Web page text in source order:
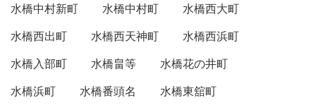
水橋中村新町
水橋中村町
水橋西大町
水橋西出町
水橋西天神町
水橋西浜町
水橋入部町
水橋畠等
水橋花の井町
水橋浜町
水橋番頭名
水橋東舘町